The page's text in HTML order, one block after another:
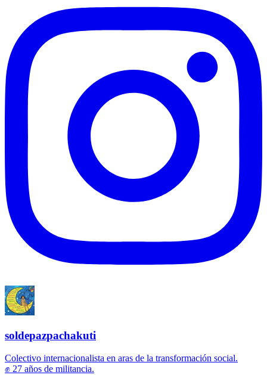
soldepazpachakuti
Colectivo internacionalista en aras de la transformación social.
✊ 27 años de militancia.